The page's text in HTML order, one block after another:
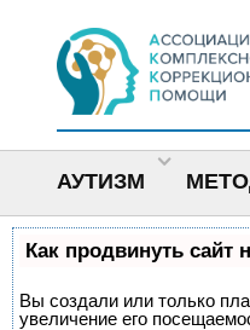
АУТИЗМ
Как продвинуть сайт
Вы создали или только
увеличение его